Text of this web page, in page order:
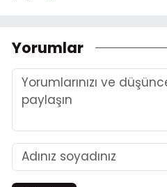
Yorumlar